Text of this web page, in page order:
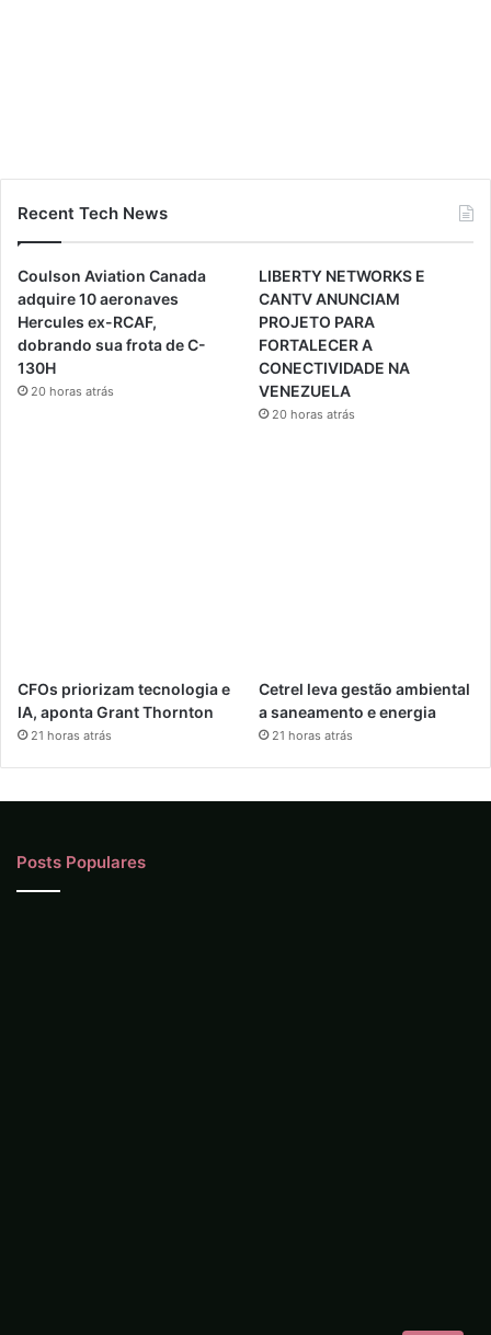
Recent Tech News
Coulson Aviation Canada
adquire 10 aeronaves
Hercules ex-RCAF,
dobrando sua frota de C-
130H
20 horas atrás
LIBERTY NETWORKS E
CANTV ANUNCIAM
PROJETO PARA
FORTALECER A
CONECTIVIDADE NA
VENEZUELA
20 horas atrás
CFOs priorizam tecnologia e
IA, aponta Grant Thornton
21 horas atrás
Cetrel leva gestão ambiental
a saneamento e energia
21 horas atrás
Posts Populares